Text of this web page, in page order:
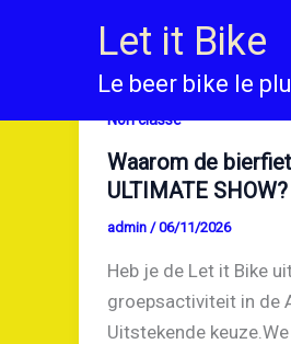
Let it Bike
Le beer bike le
Non classé
Waarom de
ULTIMATE SHOW?
admin /06/11/2026
Heb je de Let it Bike
groepsactiviteit in de
Uitstekende